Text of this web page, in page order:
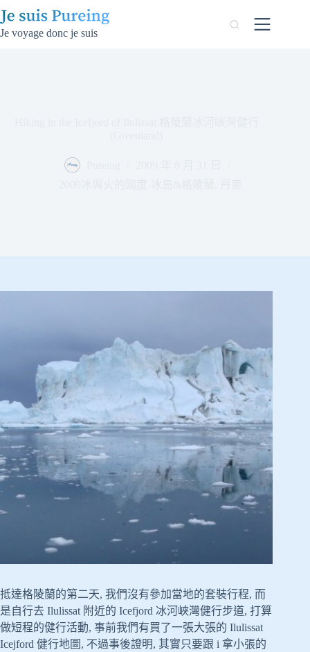
跳
至
Je voyage donc je suis
抵達格陵蘭的第二天, 我們沒有參加當地的套裝行程, 而
是自行去 Ilulissat 附近的 Icefjord 冰河峽灣健行步道, 打算
做短程的健行活動, 事前我們有買了一張大張的 Ilulissat
Icejford 健行地圖, 不過事後證明, 其實只要跟 i 拿小張的